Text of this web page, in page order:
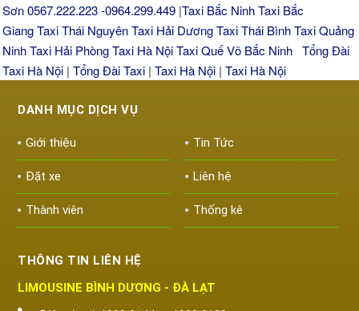
Sơn 0567.222.223 -0964.299.449 |Taxi Bắc Ninh Taxi Bắc
Giang Taxi Thái Nguyên Taxi Hải Dương Taxi Thái Bình Taxi Quảng
Ninh Taxi Hải Phòng Taxi Hà Nội Taxi Quế Võ Bắc Ninh Tổng Đài
Taxi Hà Nội |Tổng Đài Taxi |Taxi Hà Nội |Taxi Hà Nội
DANH MỤC DỊCH VỤ
Giới thiệu Tin Tức
Đặt xe Liên hệ
Thành viên Thống kê
THÔNG TIN LIÊN HỆ
LIMOUSINE BÌNH DƯƠNG - ĐÀ LẠT